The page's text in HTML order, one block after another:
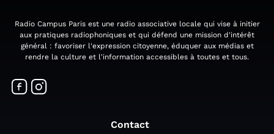
Radio Campus Paris est une radio associative locale qui vise à initier
aux pratiques radiophoniques et qui défend une mission d'intérêt
général : favoriser l'expression citoyenne, éduquer aux médias et
rendre la culture et l'information accessibles à toutes et tous.
Contact